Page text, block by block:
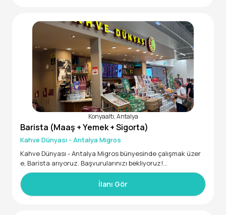
Çalışma Lokasyonu: *Kocaeli / Başiskele*
Çalışma Sistemi:
* Vardiyalı çalışma
* 16:00 – 00:00
* 00:00 – 08:00
Haklar ve Ücret:
* 33.000 TL maaş
* 2.000 TL devam primi
* 14.300 TL yemek kartı (yemekhane yoktur)
* Servis imkânı
Servis Lokasyonları: İzmit, Köfrez, Başiskele, Karamürsel, D
erince, Gölcük (Genel Servis Hatları E5 Üzerindedir)
İletişim: Ahmet Bey – 0552 434 86 88
Konyaaltı, Antalya
Barista (Maaş + Yemek + Sigorta)
Kahve Dünyası - Antalya Migros
Kahve Dünyası - Antalya Migros bünyesinde çalışmak üzer
e, Barista arıyoruz. Başvurularınızı bekliyoruz!
• En az Lise mezunu
İlanı Gör